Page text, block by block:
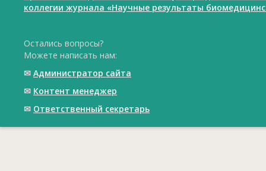
коллегии журнала «Научные результаты
Остались вопросы?
Можете написать нам:
✉ Администратор сайта
✉ Контент менеджер
✉ Ответственный cекретарь